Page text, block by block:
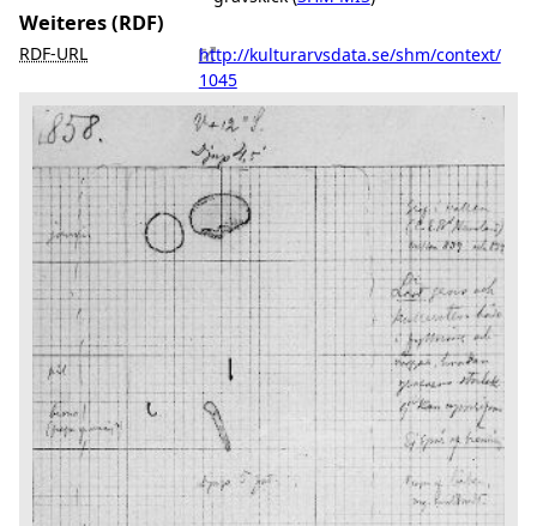
Weiteres (RDF)
RDF-URL
http://kulturarvsdata.se/shm/context/
1045